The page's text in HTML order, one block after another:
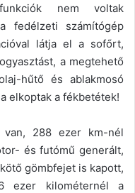
nem voltak
fedélzeti számítógép
látja el a sofőrt,
a megtehető
hűtő és ablakmosó
elkoptak a fékbetétek!
van, 288 ezer km-nél
és futómű generált,
gömbfejet is kapott,
ezer kilométernél a